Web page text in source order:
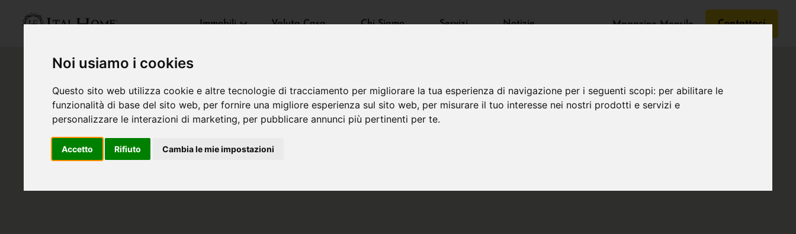
Noi usiamo i cookies
Questo sito web utilizza cookie e altre tecnologie di tracciamento per migliorare la tua esperienza di navigazione per i seguenti scopi: per abilitare le
funzionalità di base del sito web, per fornire una migliore esperienza sul sito web, per misurare il tuo interesse nei nostri prodotti e servizi e
personalizzare le interazioni di marketing, per pubblicare annunci più pertinenti per te.
Accetto Rifiuto Cambia le mie impostazioni
Immobili Valuta Casa Chi Siamo Servizi Notizie Magazine Mensile Contattaci